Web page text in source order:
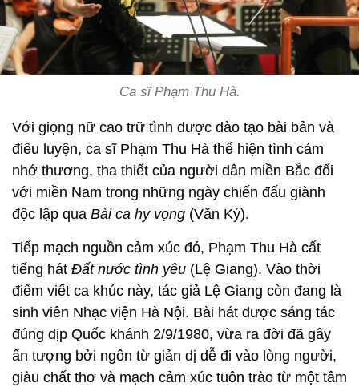
Ca sĩ Phạm Thu Hà.
Với giọng nữ cao trữ tình được đào tạo bài bản và
điêu luyện, ca sĩ Phạm Thu Hà thể hiện tình cảm
nhớ thương, tha thiết của người dân miền Bắc đối
với miền Nam trong những ngày chiến đấu giành
độc lập qua Bài ca hy vọng (Văn Ký).
Tiếp mạch nguồn cảm xúc đó, Phạm Thu Hà cất
tiếng hát Đất nước tình yêu (Lệ Giang). Vào thời
điểm viết ca khúc này, tác giả Lệ Giang còn đang là
sinh viên Nhạc viện Hà Nội. Bài hát được sáng tác
đúng dịp Quốc khánh 2/9/1980, vừa ra đời đã gây
ấn tượng bởi ngôn từ giản dị dễ đi vào lòng người,
giàu chất thơ và mạch cảm xúc tuôn trào từ một tâm